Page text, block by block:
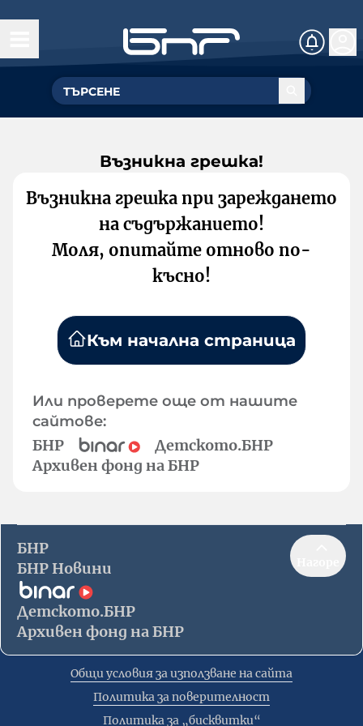
Възникна грешка!
Възникна грешка при зареждането
на съдържанието!
Моля, опитайте отново по-
късно!
Към начална страница
Или проверете още от нашите
сайтове:
БНР
Детското.БНР
Архивен фонд на БНР
БНР
БНР Новини
Детското.БНР
Архивен фонд на БНР
Общи условия за използване на сайта
Политика за поверителност
Политика за „бисквитки“